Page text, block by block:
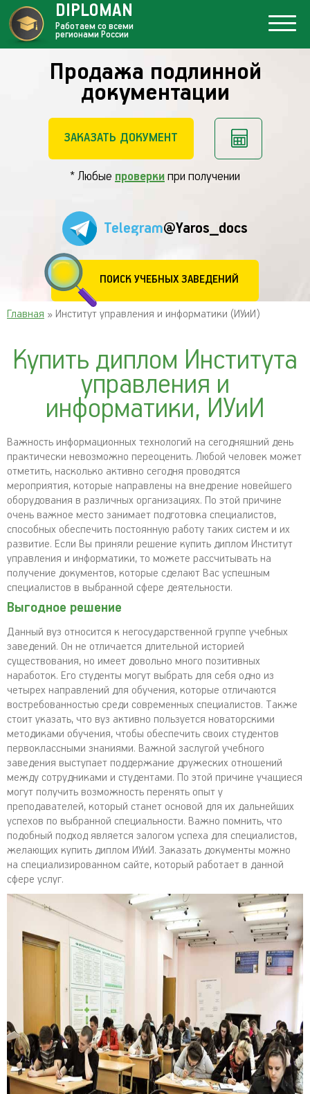
Продажа подлинной
документации
ЗАКАЗАТЬ ДОКУМЕНТ
* Любые проверки при получении
Telegram@Yaros_docs
ПОИСК УЧЕБНЫХ ЗАВЕДЕНИЙ
DIPLOMAN
Работаем со всеми
регионами России
Главная » Институт управления и информатики (ИУиИ)
Купить диплом Института
управления и
информатики, ИУиИ
Важность информационных технологий на сегодняшний день
практически невозможно переоценить. Любой человек может
отметить, насколько активно сегодня проводятся
мероприятия, которые направлены на внедрение новейшего
оборудования в различных организациях. По этой причине
очень важное место занимает подготовка специалистов,
способных обеспечить постоянную работу таких систем и их
развитие. Если Вы приняли решение купить диплом Институт
управления и информатики, то можете рассчитывать на
получение документов, которые сделают Вас успешным
специалистов в выбранной сфере деятельности.
Выгодное решение
Данный вуз относится к негосударственной группе учебных
заведений. Он не отличается длительной историей
существования, но имеет довольно много позитивных
наработок. Его студенты могут выбрать для себя одно из
четырех направлений для обучения, которые отличаются
востребованностью среди современных специалистов. Также
стоит указать, что вуз активно пользуется новаторскими
методиками обучения, чтобы обеспечить своих студентов
первоклассными знаниями. Важной заслугой учебного
заведения выступает поддержание дружеских отношений
между сотрудниками и студентами. По этой причине учащиеся
могут получить возможность перенять опыт у
преподавателей, который станет основой для их дальнейших
успехов по выбранной специальности. Важно помнить, что
подобный подход является залогом успеха для специалистов,
желающих купить диплом ИУиИ. Заказать документы можно
на специализированном сайте, который работает в данной
сфере услуг.